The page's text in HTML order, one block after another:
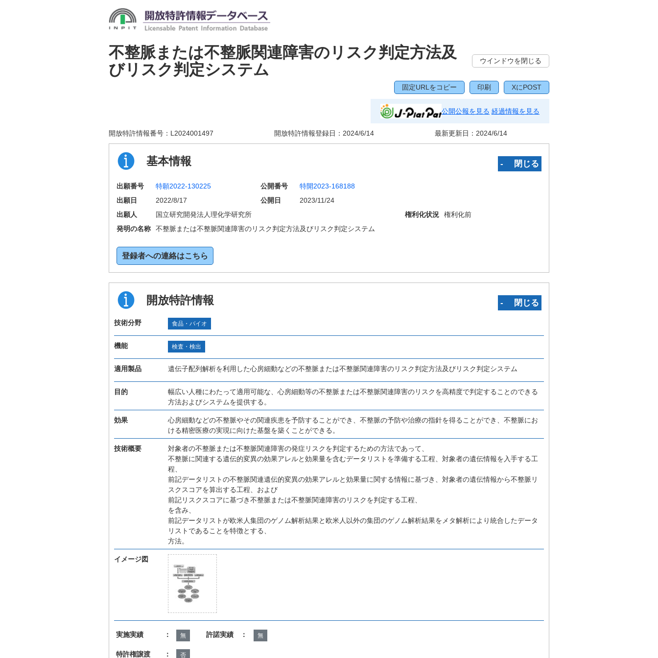
不整脈または不整脈関連障害のリスク判定方法及
びリスク判定システム
ウインドウを閉じる
固定URLをコピー 印刷 XにPOST
公開公報を見る 経過情報を見る
開放特許情報番号： L2024001497 開放特許情報登録日： 2024/6/14 最新更新日： 2024/6/14
基本情報 ‐ 閉じる
出願番号 特願2022-130225 公開番号
特開2023-168188
出願日
2022/8/17 公開日
2023/11/24
出願人
国立研究開発法人理化学研究所 権利化状況
権利化前
発明の名称
不整脈または不整脈関連障害のリスク判定方法及びリスク判定システム
登録者への連絡はこちら
開放特許情報 ‐ 閉じる
技術分野 食品・バイオ
機能 検査・検出
適用製品 遺伝子配列解析を利用した心房細動などの不整脈または不整脈関連障害のリスク判定方法及びリスク判定システム
目的
幅広い人種にわたって適用可能な、心房細動等の不整脈または不整脈関連障害のリスクを高精度で判定することのできる
方法およびシステムを提供する。
効果
心房細動などの不整脈やその関連疾患を予防することができ、不整脈の予防や治療の指針を得ることができ、不整脈にお
ける精密医療の実現に向けた基盤を築くことができる。
技術概要
対象者の不整脈または不整脈関連障害の発症リスクを判定するための方法であって、
不整脈に関連する遺伝的変異の効果アレルと効果量を含むデータリストを準備する工程、対象者の遺伝情報を入手する工
程、
前記データリストの不整脈関連遺伝的変異の効果アレルと効果量に関する情報に基づき、対象者の遺伝情報から不整脈リ
スクスコアを算出する工程、および
前記リスクスコアに基づき不整脈または不整脈関連障害のリスクを判定する工程、
を含み、
前記データリストが欧米人集団のゲノム解析結果と欧米人以外の集団のゲノム解析結果をメタ解析により統合したデータ
リストであることを特徴とする、
方法。
イメージ図
実施実績 ： 無 許諾実績 ： 無
特許権譲渡 ： 否